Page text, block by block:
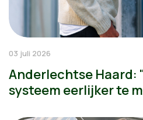
03 juli 2026
Anderlechtse Haard:
systeem eerlijker te